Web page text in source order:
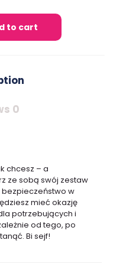
to cart
0
chcesz – a
ze sobą swój zestaw
w
mieć okazję
potrzebujących i
od tego, po
Bi sejf!